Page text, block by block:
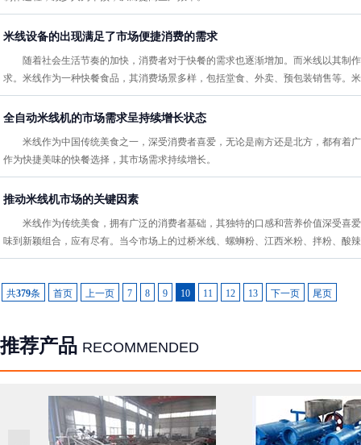
米线设备的出现满足了市场便捷消费的需求
随着社会生活节奏的加快，消费者对于快餐的需求也逐渐增加。而米线以其制
求。米线作为一种快餐食品，其消费场景多样，包括堂食、外卖、预包装销售等‌。
全自动米线机的市场需求呈持续增长状态
米线作为中国传统美食之一，深受消费者喜爱，无论是南方还是北方，都有着
作为快捷美味的快餐选择，其市场需求持续增长。
推动米线机市场的关键因素
米线作为传统美食，拥有广泛的消费者基础，其独特的口感和营养价值深受喜
味到新颖组合，应有尽有‌。当今市场上的过桥米线、螺蛳粉、江西米粉、拌粉、酸
共379条 首页 上一页 7 8 9 10 11 12 13 下一页 尾页
推荐产品 RECOMMENDED